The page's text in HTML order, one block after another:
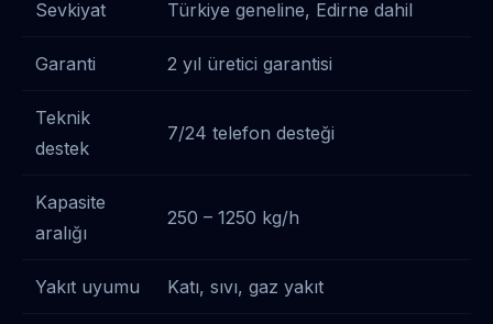
Sevkiyat Türkiye geneline, Edirne dahil
Garanti 2 yıl üretici garantisi
Teknik
destek
7/24 telefon desteği
Kapasite
aralığı
250 – 1250 kg/h
Yakıt uyumu Katı, sıvı, gaz yakıt